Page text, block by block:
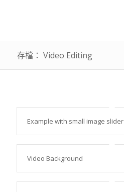
存檔： Video Editing
Example with small image slider
Video Background